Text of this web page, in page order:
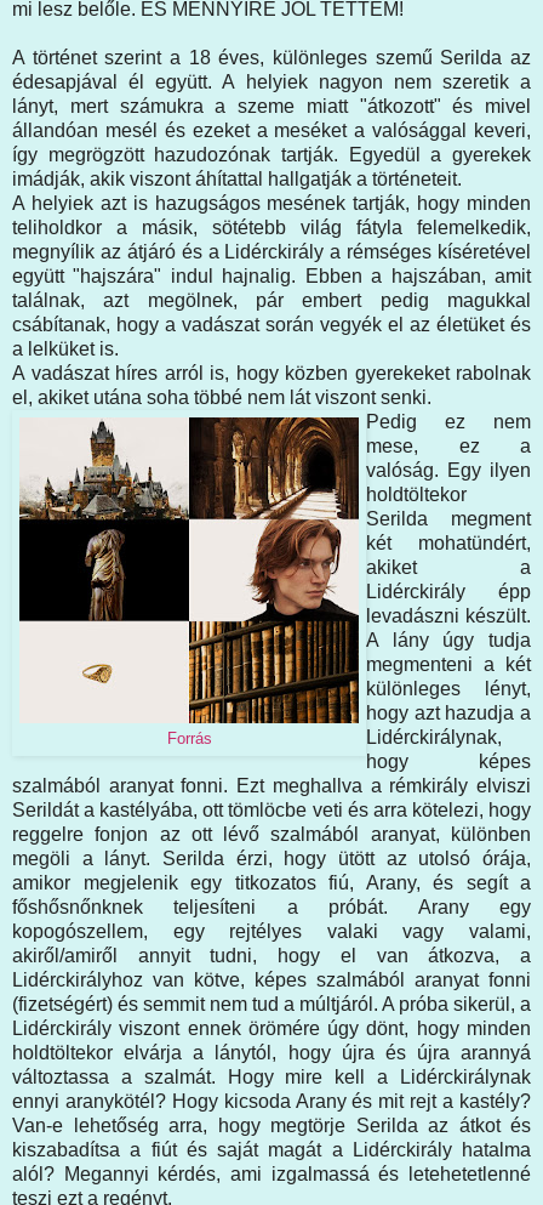
mi lesz belőle. ÉS MENNYIRE JÓL TETTEM!
A történet szerint a 18 éves, különleges szemű Serilda az
édesapjával él együtt. A helyiek nagyon nem szeretik a
lányt, mert számukra a szeme miatt "átkozott" és mivel
állandóan mesél és ezeket a meséket a valósággal keveri,
így megrögzött hazudozónak tartják. Egyedül a gyerekek
imádják, akik viszont áhítattal hallgatják a történeteit.
A helyiek azt is hazugságos mesének tartják, hogy minden
teliholdkor a másik, sötétebb világ fátyla felemelkedik,
megnyílik az átjáró és a Lidérckirály a rémséges kíséretével
együtt "hajszára" indul hajnalig. Ebben a hajszában, amit
találnak, azt megölnek, pár embert pedig magukkal
csábítanak, hogy a vadászat során vegyék el az életüket és
a lelküket is.
A vadászat híres arról is, hogy közben gyerekeket rabolnak
el, akiket utána soha többé nem lát viszont senki.
Forrás
Pedig ez nem
mese, ez a
valóság. Egy ilyen
holdtöltekor
Serilda megment
két mohatündért,
akiket a
Lidérckirály épp
levadászni készült.
A lány úgy tudja
megmenteni a két
különleges lényt,
hogy azt hazudja a
Lidérckirálynak,
hogy képes
szalmából aranyat fonni. Ezt meghallva a rémkirály elviszi
Serildát a kastélyába, ott tömlöcbe veti és arra kötelezi, hogy
reggelre fonjon az ott lévő szalmából aranyat, különben
megöli a lányt. Serilda érzi, hogy ütött az utolsó órája,
amikor megjelenik egy titkozatos fiú, Arany, és segít a
főshősnőnknek teljesíteni a próbát. Arany egy
kopogószellem, egy rejtélyes valaki vagy valami,
akiről/amiről annyit tudni, hogy el van átkozva, a
Lidérckirályhoz van kötve, képes szalmából aranyat fonni
(fizetségért) és semmit nem tud a múltjáról. A próba sikerül, a
Lidérckirály viszont ennek örömére úgy dönt, hogy minden
holdtöltekor elvárja a lánytól, hogy újra és újra arannyá
változtassa a szalmát. Hogy mire kell a Lidérckirálynak
ennyi aranykötél? Hogy kicsoda Arany és mit rejt a kastély?
Van-e lehetőség arra, hogy megtörje Serilda az átkot és
kiszabadítsa a fiút és saját magát a Lidérckirály hatalma
alól? Megannyi kérdés, ami izgalmassá és letehetetlenné
teszi ezt a regényt.